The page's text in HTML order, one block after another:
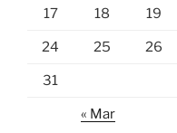
17 18 19
24 25 26
31
« Mar